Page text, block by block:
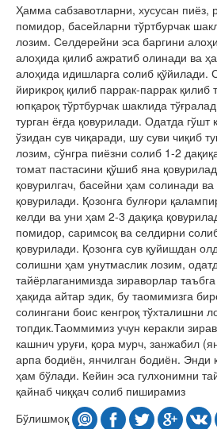
Ҳамма сабзавотларни, хусусан пиёз,
помидор, басейларни тўртбурчак
лозим. Селдерейни эса баргини
алоҳида қилиб ажратиб олинади ва
алоҳида идишларга солиб қўйилади.
йирикроқ қилиб паррак-паррак қилиб
юпқароқ тўртбурчак шаклида
турган ёғда қовурилади. Одатда
ўзидан сув чиқаради, шу суви чиқиб
лозим, сўнгра пиёзни солиб 1-2
томат пастасини қўшиб яна
қовурилгач, басейни ҳам солинади
қовурилади. Қозонга булғори
келди ва уни ҳам 2-3 дақиқа
помидор, саримсоқ ва селдирни
қовурилади. Қозонга сув қуйишдан
солишни ҳам унутмаслик лозим,
тайёрлаганимизда зираворлар
ҳақида айтар эдик, бу таомимизга
солингани боис кенгроқ тўхталишни
топдик.Таоммимиз учун керакли
кашнич уруғи, қора мурч, занжабил
арпа бодиён, янчилган бодиён. Энди
ҳам бўлади. Кейин эса гулхонимни
қайнаб чиққач солиб пиширамиз
Бўлишмоқ